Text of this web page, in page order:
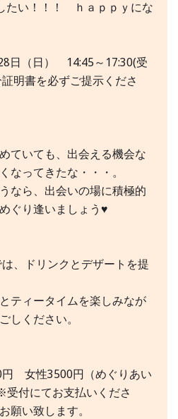
たい！！！ ｈａｐｐｙにな
日（日） 14:45～17:30(受
明書を必ずご提示くださ
ていても、出会える機会な
なってきたな・・・。
なら、出会いの場に積極的
ぐり逢いましょう♥
ドリンクとデザートを提
ティータイムを楽しみなが
しください。
女性3500円（めぐりあい
付にてお支払いくださ
願い致します。